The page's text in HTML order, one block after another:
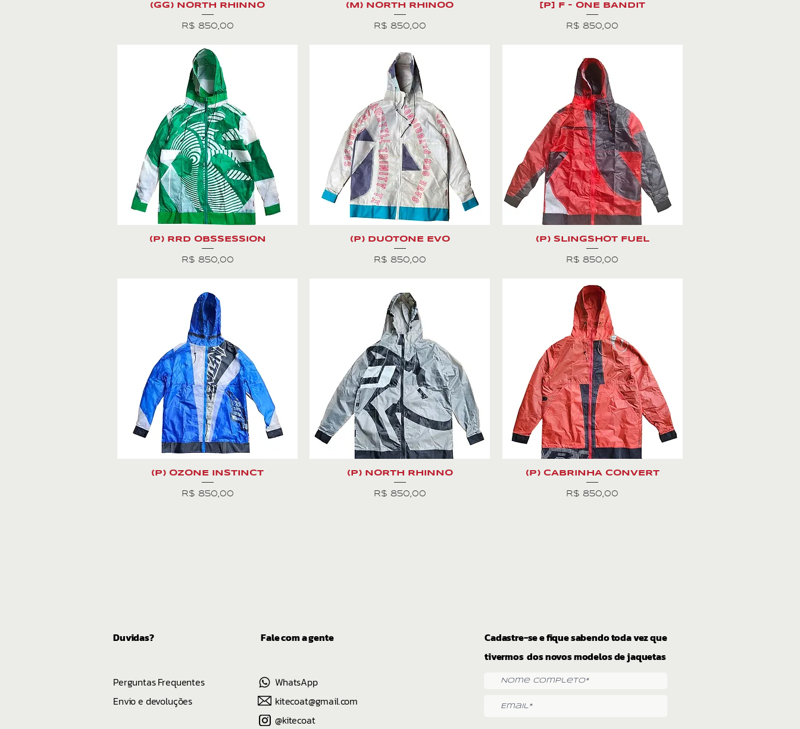
(GG) NORTH RHINNO
Preço
R$ 850,00
(M) NORTH RHINOO
Preço
R$ 850,00
[P] F - ONE BANDIT
Preço
R$ 850,00
(P) RRD OBSSESSION
Preço
R$ 850,00
(P) DUOTONE EVO
Preço
R$ 850,00
(P) SLINGSHOT FUEL
Preço
R$ 850,00
(P) OZONE INSTINCT
Preço
R$ 850,00
(P) NORTH RHINNO
Preço
R$ 850,00
(P) CABRINHA CONVERT
Preço
R$ 850,00
Duvidas? Fale com a gente
Cadastre-se e fique sabendo toda vez que
tivermos dos novos modelos de jaquetas
Perguntas Frequentes
Envio e devoluções
WhatsApp
kitecoat@gmail.com
@kitecoat